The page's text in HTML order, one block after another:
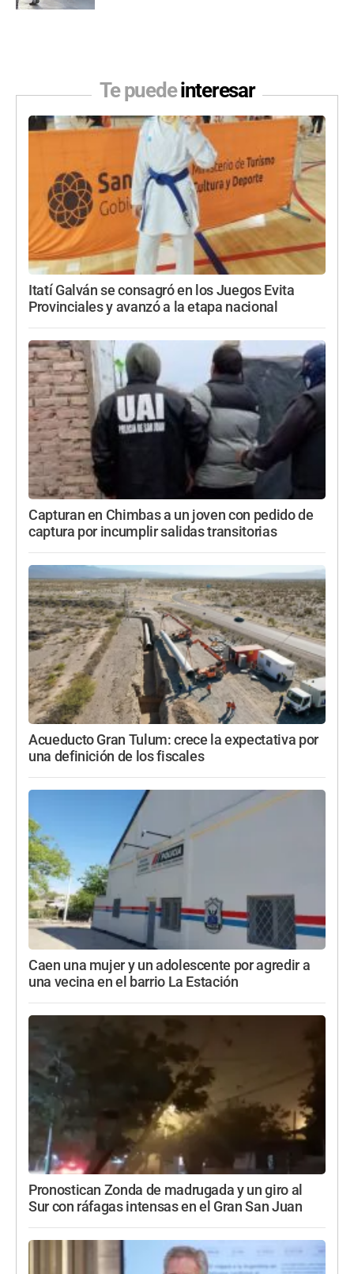
Te puedeinteresar
Itatí Galván se consagró en los Juegos Evita
Provinciales y avanzó a la etapa nacional
Capturan en Chimbas a un joven con pedido de
captura por incumplir salidas transitorias
Acueducto Gran Tulum: crece la expectativa por
una definición de los fiscales
Caen una mujer y un adolescente por agredir a
una vecina en el barrio La Estación
Pronostican Zonda de madrugada y un giro al
Sur con ráfagas intensas en el Gran San Juan